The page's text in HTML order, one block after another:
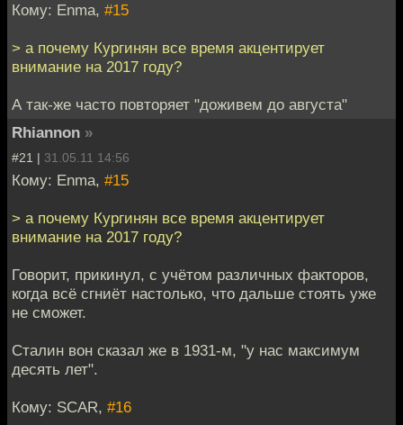
Кому: Enma, #15
> а почему Кургинян все время акцентирует
внимание на 2017 году?
А так-же часто повторяет "доживем до августа"
Rhiannon »
#21 | 31.05.11 14:56
Кому: Enma, #15
> а почему Кургинян все время акцентирует
внимание на 2017 году?
Говорит, прикинул, с учётом различных факторов,
когда всё сгниёт настолько, что дальше стоять уже
не сможет.
Сталин вон сказал же в 1931-м, "у нас максимум
десять лет".
Кому: SCAR, #16